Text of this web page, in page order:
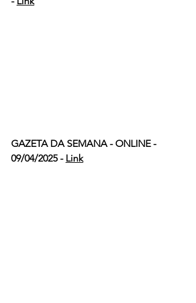
GAZETA DA SEMANA - ONLINE -
09/04/2025 - Link